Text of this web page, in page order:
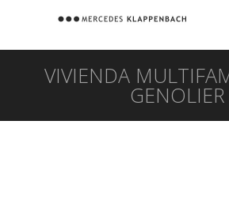
VIVIENDA
GENOLIER